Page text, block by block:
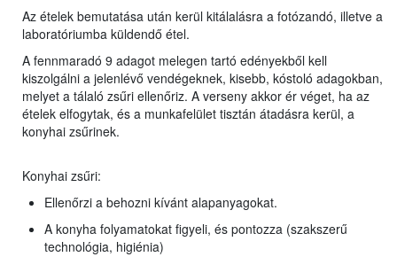
Az ételek bemutatása után kerül kitálalásra a fotózandó, illetve a
laboratóriumba küldendő étel.
A fennmaradó 9 adagot melegen tartó edényekből kell
kiszolgálni a jelenlévő vendégeknek, kisebb, kóstoló adagokban,
melyet a tálaló zsűri ellenőriz. A verseny akkor ér véget, ha az
ételek elfogytak, és a munkafelület tisztán átadásra kerül, a
konyhai zsűrinek.
Konyhai zsűri:
Ellenőrzi a behozni kívánt alapanyagokat.
A konyha folyamatokat figyeli, és pontozza (szakszerű
technológia, higiénia)